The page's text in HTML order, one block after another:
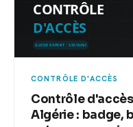
CONTRÔLE D'ACCÈS
Contrôle
Algérie : badge,